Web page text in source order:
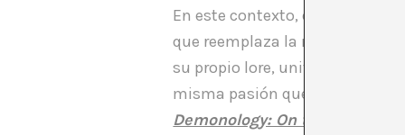
En este contexto, el
que reemplaza la razón
su propio lore, universo,
misma pasión que antes se
Demonology: On the Auto-